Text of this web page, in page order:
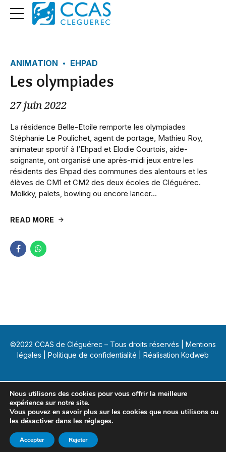
ANIMATION EHPAD
Les olympiades
27 juin 2022
La résidence Belle-Etoile remporte les olympiades
Stéphanie Le Poulichet, agent de portage, Mathieu Roy,
animateur sportif à l’Ehpad et Elodie Courtois, aide-
soignante, ont organisé une après-midi jeux entre les
résidents des Ehpad des communes des alentours et les
élèves de CM1 et CM2 des deux écoles de Cléguérec.
Molkky, palets, bowling ou encore lancer...
READ MORE
©2022 CCAS de Cléguérec – Tous droits réservés | Mentions
légales
Politique de confidentialité | Réalisation Kodweb
Nous utilisons des cookies pour vous offrir la meilleure
expérience sur notre site.
Vous pouvez en savoir plus sur les cookies que nous utilisons ou
les désactiver dans les réglages.
Accepter Rejeter